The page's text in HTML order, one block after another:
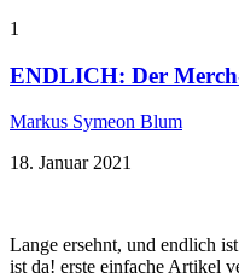
1
ENDLICH: Der
Markus Symeon Blum
18. Januar 2021
Lange ersehnt, und endlich
ist da! erste einfache Artikel